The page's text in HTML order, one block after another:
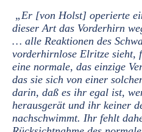
„Er [von Holst] operierte
dieser Art das Vorderhirn
… alle Reaktionen des
vorderhirnlose Elritze sieht,
eine normale, das einzige
das sie sich von einer
darin, daß es ihr egal ist,
herausgerät und ihr keiner
nachschwimmt. Ihr fehlt